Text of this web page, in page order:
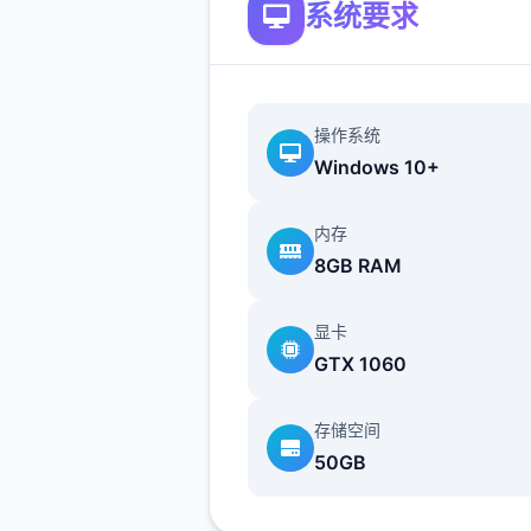
狂的麦克斯等知名作品，
沙漠追猎者攻略：
游戏中也有着各种各样的阵营
如尸鬼、变种人、拾荒者等，
提供了一些选择给玩家用来合
横。
不同于为H而H，本作主打的是
为先，H为辅料的这样一种体验
作，那么很多时候反而不会出
的快乐的情况，
系统要求
操作系统
Windows 10+
内存
8GB RAM
显卡
GTX 1060
存储空间
50GB